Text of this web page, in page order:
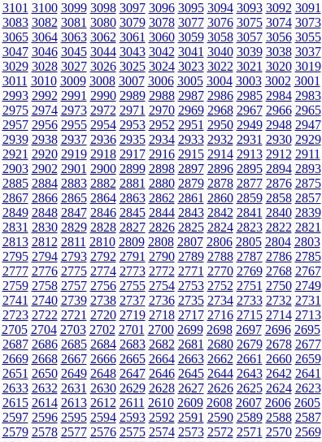
3101 3100 3099 3098 3097 3096 3095 3094 3093 3092 3091
3083 3082 3081 3080 3079 3078 3077 3076 3075 3074 3073
3065 3064 3063 3062 3061 3060 3059 3058 3057 3056 3055
3047 3046 3045 3044 3043 3042 3041 3040 3039 3038 3037
3029 3028 3027 3026 3025 3024 3023 3022 3021 3020 3019
3011 3010 3009 3008 3007 3006 3005 3004 3003 3002 3001
2993 2992 2991 2990 2989 2988 2987 2986 2985 2984 2983
2975 2974 2973 2972 2971 2970 2969 2968 2967 2966 2965
2957 2956 2955 2954 2953 2952 2951 2950 2949 2948 2947
2939 2938 2937 2936 2935 2934 2933 2932 2931 2930 2929
2921 2920 2919 2918 2917 2916 2915 2914 2913 2912 2911
2903 2902 2901 2900 2899 2898 2897 2896 2895 2894 2893
2885 2884 2883 2882 2881 2880 2879 2878 2877 2876 2875
2867 2866 2865 2864 2863 2862 2861 2860 2859 2858 2857
2849 2848 2847 2846 2845 2844 2843 2842 2841 2840 2839
2831 2830 2829 2828 2827 2826 2825 2824 2823 2822 2821
2813 2812 2811 2810 2809 2808 2807 2806 2805 2804 2803
2795 2794 2793 2792 2791 2790 2789 2788 2787 2786 2785
2777 2776 2775 2774 2773 2772 2771 2770 2769 2768 2767
2759 2758 2757 2756 2755 2754 2753 2752 2751 2750 2749
2741 2740 2739 2738 2737 2736 2735 2734 2733 2732 2731
2723 2722 2721 2720 2719 2718 2717 2716 2715 2714 2713
2705 2704 2703 2702 2701 2700 2699 2698 2697 2696 2695
2687 2686 2685 2684 2683 2682 2681 2680 2679 2678 2677
2669 2668 2667 2666 2665 2664 2663 2662 2661 2660 2659
2651 2650 2649 2648 2647 2646 2645 2644 2643 2642 2641
2633 2632 2631 2630 2629 2628 2627 2626 2625 2624 2623
2615 2614 2613 2612 2611 2610 2609 2608 2607 2606 2605
2597 2596 2595 2594 2593 2592 2591 2590 2589 2588 2587
2579 2578 2577 2576 2575 2574 2573 2572 2571 2570 2569